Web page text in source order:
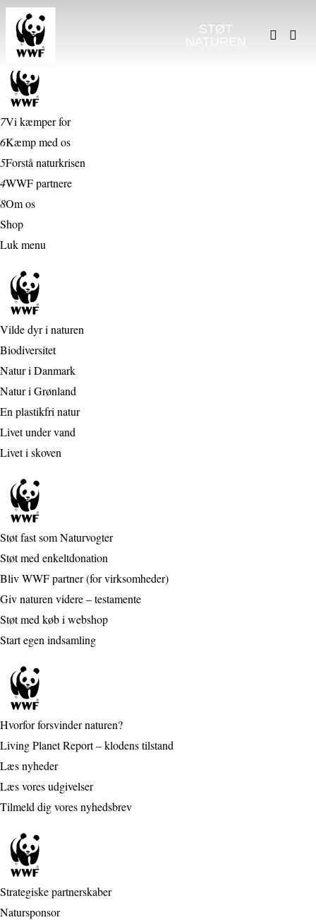
7Vi kæmper for
6Kæmp med os
5Forstå naturkrisen
4WWF partnere
8Om os
Shop
Luk menu
Vilde dyr i naturen
Biodiversitet
Natur i Danmark
Natur i Grønland
En plastikfri natur
Livet under vand
Livet i skoven
Støt fast som Naturvogter
Støt med enkeltdonation
Bliv WWF partner (for virksomheder)
Giv naturen videre – testamente
Støt med køb i webshop
Start egen indsamling
Hvorfor forsvinder naturen?
Living Planet Report – klodens tilstand
Læs nyheder
Læs vores udgivelser
Tilmeld dig vores nyhedsbrev
Strategiske partnerskaber
Natursponsor
STØT
NATUREN